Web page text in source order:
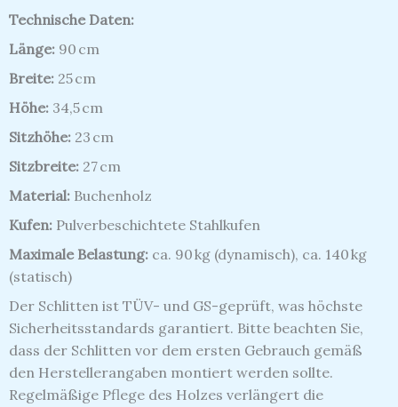
Technische Daten:
Länge: 90 cm
Breite: 25 cm
Höhe: 34,5 cm
Sitzhöhe: 23 cm
Sitzbreite: 27 cm
Material: Buchenholz
Kufen: Pulverbeschichtete Stahlkufen
Maximale Belastung: ca. 90 kg (dynamisch), ca. 140 kg
(statisch)
Der Schlitten ist TÜV- und GS-geprüft, was höchste
Sicherheitsstandards garantiert. Bitte beachten Sie,
dass der Schlitten vor dem ersten Gebrauch gemäß
den Herstellerangaben montiert werden sollte.
Regelmäßige Pflege des Holzes verlängert die